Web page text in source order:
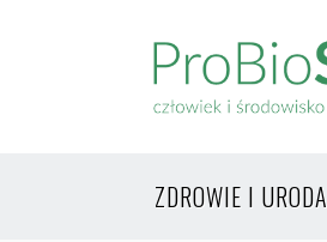
ZDROWIE I URODA